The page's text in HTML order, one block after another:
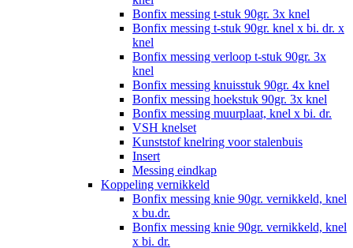
Bonfix messing t-stuk 90gr. 3x knel
Bonfix messing t-stuk 90gr. knel x bi. dr. x
knel
Bonfix messing verloop t-stuk 90gr. 3x
knel
Bonfix messing knuisstuk 90gr. 4x knel
Bonfix messing hoekstuk 90gr. 3x knel
Bonfix messing muurplaat, knel x bi. dr.
VSH knelset
Kunststof knelring voor stalenbuis
Insert
Messing eindkap
Koppeling vernikkeld
Bonfix messing knie 90gr. vernikkeld, knel
x bu.dr.
Bonfix messing knie 90gr. vernikkeld, knel
x bi. dr.